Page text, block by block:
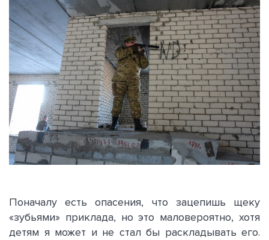
Поначалу есть опасения, что зацепишь щеку
«зубьями» приклада, но это маловероятно, хотя
детям я может и не стал бы раскладывать его.